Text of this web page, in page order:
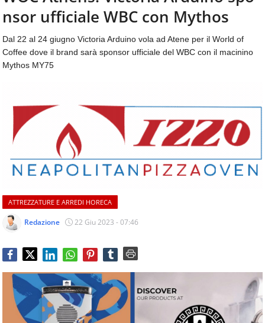
aggiornamenti
quotidiani
temi
come
ospitalità,
&
beverage,
catering
e
quotidiani
mondo
dell'alimentazione,
dei
consumi
Service
e
tutte
le
CONTATTI
nsor ufficiale WBC con Mythos
Dal 22 al 24 giugno Victoria Arduino vola ad Atene per il World of
Coffee dove il brand sarà sponsor ufficiale del WBC con il macinino
Mythos MY75
ATTREZZATURE E ARREDI HORECA
Redazione 22 Giu 2023 - 07:46